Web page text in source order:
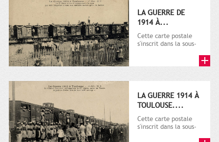
LA GUERRE DE
1914 À...
Cette carte postale
s'inscrit dans la sous-
plusieurs milliers de...
LA GUERRE 1914 À
TOULOUSE....
Cette carte postale
s'inscrit dans la sous-